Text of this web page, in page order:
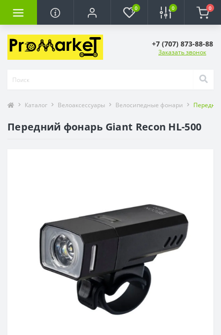
0 0 0
+7 (707) 873-88-88
Заказать звонок
Каталог Велоаксессуары Велосипедные фонари
Передний фонарь Giant Recon HL-500